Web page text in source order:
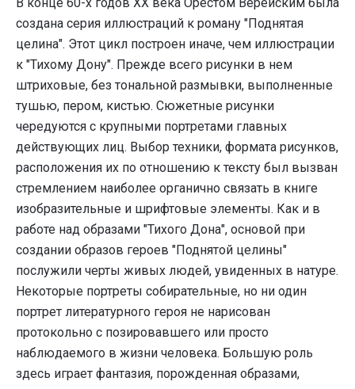
В конце 60-х годов ХХ века Орестом Верейским была
создана серия иллюстраций к роману "Поднятая
целина". Этот цикл построен иначе, чем иллюстрации
к "Тихому Дону". Прежде всего рисунки в нем
штриховые, без тональной размывки, выполненные
тушью, пером, кистью. Сюжетные рисунки
чередуются с крупными портретами главных
действующих лиц. Выбор техники, формата рисунков,
расположения их по отношению к тексту был вызван
стремлением наиболее органично связать в книге
изобразительные и шрифтовые элементы. Как и в
работе над образами "Тихого Дона", основой при
создании образов героев "Поднятой целины"
послужили черты живых людей, увиденных в натуре.
Некоторые портреты собирательные, но ни один
портрет литературного героя не нарисован
протокольно с позировавшего или просто
наблюдаемого в жизни человека. Большую роль
здесь играет фантазия, порожденная образами,